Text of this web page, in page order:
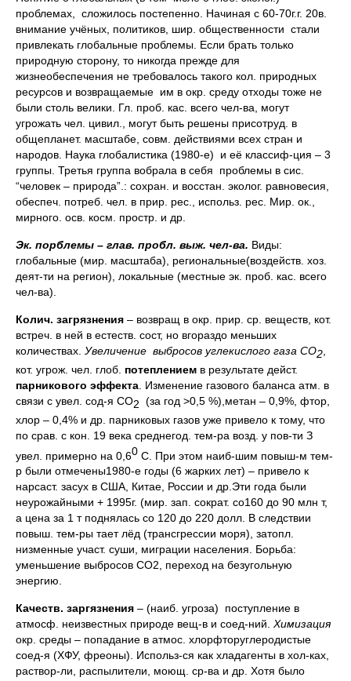
проблемах, сложилось постепенно. Начиная с 60-70г.г. 20в.
внимание учёных, политиков, шир. общественности стали
привлекать глобальные проблемы. Если брать только
природную сторону, то никогда прежде для
жизнеобеспечения не требовалось такого кол. природных
ресурсов и возвращаемые им в окр. среду отходы тоже не
были столь велики. Гл. проб. кас. всего чел-ва, могут
угрожать чел. цивил., могут быть решены присотруд. в
общепланет. масштабе, совм. действиями всех стран и
народов. Наука глобалистика (1980-е) и её классиф-ция – 3
группы. Третья группа вобрала в себя проблемы в сис.
“человек – природа”.: сохран. и восстан. эколог. равновесия,
обеспеч. потреб. чел. в прир. рес., использ. рес. Мир. ок.,
мирного. осв. косм. простр. и др.
Эк. порблемы – глав. пробл. выж. чел-ва. Виды:
глобальные (мир. масштаба), региональные(воздейств. хоз.
деят-ти на регион), локальные (местные эк. проб. кас. всего
чел-ва).
Колич. загрязнения – возвращ в окр. прир. ср. веществ, кот.
встреч. в ней в естеств. сост, но вгораздо меньших
количествах. Увеличение выбросов углекислого газа СО2
кот. угрож. чел. глоб. потеплением в результате дейст.
парникового эффекта . Изменение газового баланса атм. в
связи с увел. сод-я СО2 (за год >0,5 %),метан – 0,9%, фтор,
хлор – 0,4% и др. парниковых газов уже привело к тому, что
по срав. с кон. 19 века среднегод. тем-ра возд. у пов-ти З
увел. примерно на 0,60 С. При этом наиб-шим повыш-м тем-
р были отмечены1980-е годы (6 жарких лет) – привело к
нарсаст. засух в США, Китае, России и др.Эти года были
неурожайными + 1995г. (мир. зап. сократ. со160 до 90 млн т,
а цена за 1 т поднялась со 120 до 220 долл. В следствии
повыш. тем-ры тает лёд (трансгрессии моря), затопл.
низменные участ. суши, миграции населения. Борьба:
уменьшение выбросов СО2, переход на безугольную
энергию.
Качеств. заргязнения – (наиб. угроза) поступление в
атмосф. неизвестных природе вещ-в и соед-ний. Химизация
окр. среды – попадание в атмос. хлорфторуглеродистые
соед-я (ХФУ, фреоны). Использ-ся как хладагенты в хол-ках,
раствор-ли, распылители, моющ. ср-ва и др. Хотя было